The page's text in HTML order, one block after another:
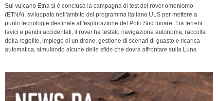
Sul vulcano Etna si è conclusa la campagna di test del rover omoniomo
(ETNA), sviluppato nell'ambito del programma italiano ULS per mettere a
punto tecnologie destinate all'esplorazione del Polo Sud lunare. Tra terreni
lavici e pendii accidentati, il rover ha testato navigazione autonoma, raccolta
della regolite, impiego di un drone, gestione di scenari di guasto e ricarica
automatica, simulando alcune delle sfide che dovrà affrontare sulla Luna